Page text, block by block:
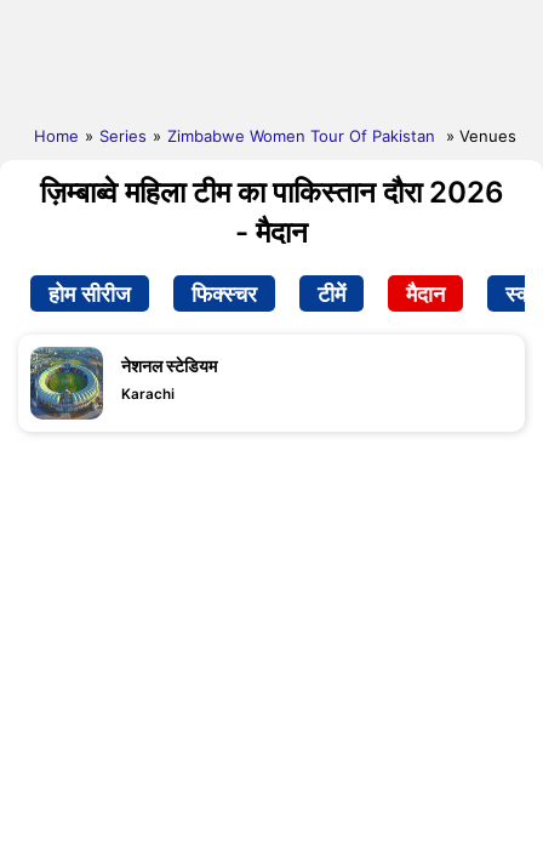
Home » Series » Zimbabwe Women Tour Of Pakistan » Venues
ज़िम्बाब्वे महिला टीम का पाकिस्तान दौरा 2026
- मैदान
होम सीरीज फिक्स्चर टीमें मैदान
नेशनल स्टेडियम
Karachi